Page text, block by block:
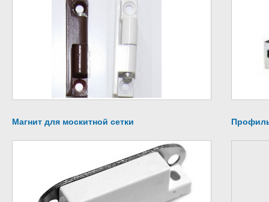
Магнит для москитной сетки